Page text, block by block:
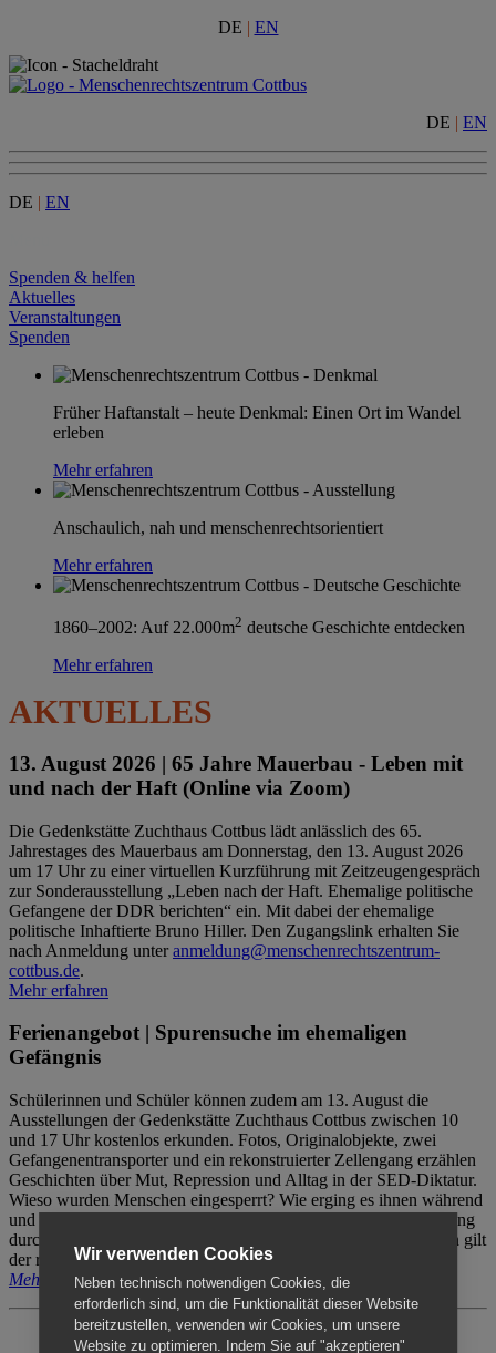
DE | EN
DE | EN
DE | EN
Spenden & helfen
Aktuelles
Veranstaltungen
Spenden
Früher Haftanstalt – heute Denkmal: Einen Ort im Wandel
erleben
Mehr erfahren
Anschaulich, nah und menschenrechtsorientiert
Mehr erfahren
1860–2002: Auf 22.000m2 deutsche Geschichte entdecken
Mehr erfahren
AKTUELLES
13. August 2026 | 65 Jahre Mauerbau - Leben mit
und nach der Haft (Online via Zoom)
Die Gedenkstätte Zuchthaus Cottbus lädt anlässlich des 65.
Jahrestages des Mauerbaus am Donnerstag, den 13. August 2026
um 17 Uhr zu einer virtuellen Kurzführung mit Zeitzeugengespräch
zur Sonderausstellung „Leben nach der Haft. Ehemalige politische
Gefangene der DDR berichten“ ein. Mit dabei der ehemalige
politische Inhaftierte Bruno Hiller. Den Zugangslink erhalten Sie
nach Anmeldung unteranmeldung@menschenrechtszentrum-
cottbus.de.
Mehr erfahren
Ferienangebot | Spurensuche im ehemaligen
Gefängnis
Schülerinnen und Schüler können zudem am 13. August die
Ausstellungen der Gedenkstätte Zuchthaus Cottbus zwischen 10
und 17 Uhr kostenlos erkunden. Fotos, Originalobjekte, zwei
Gefangenentransporter und ein rekonstruierter Zellengang erzählen
Geschichten über Mut, Repression und Alltag in der SED-Diktatur.
Wieso wurden Menschen eingesperrt? Wie erging es ihnen während
und nach der Haft? Der Besuch erfolgt individuell ohne Betreuung
durch das Menschenrechtszentrum Cottbus. Für Begleitpersonen gilt
der reguläre Eintritt (8€ / ermäßigt 5€).
Mehr erfahren
Wir verwenden Cookies
Neben technisch notwendigen Cookies, die
erforderlich sind, um die Funktionalität dieser Website
bereitzustellen, verwenden wir Cookies, um unsere
Website zu optimieren. Indem Sie auf "akzeptieren"